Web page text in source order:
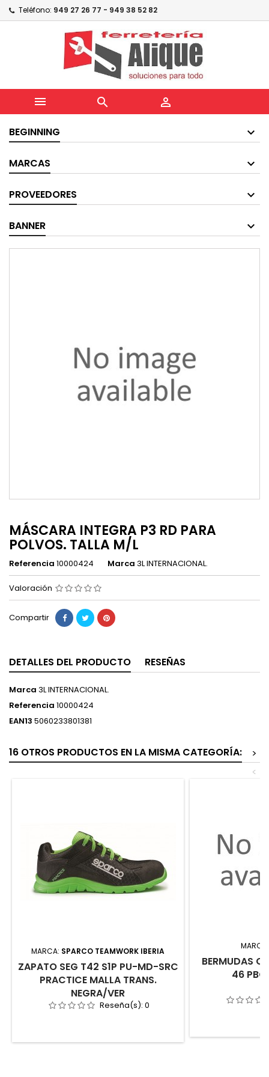
Teléfono: 949 27 26 77 - 949 38 52 82
  
BEGINNING
MARCAS
PROVEEDORES
BANNER
MÁSCARA INTEGRA P3 RD PARA
POLVOS. TALLA M/L
Referencia 10000424 Marca 3L INTERNACIONAL.
Valoración
Compartir
DETALLES DEL PRODUCTO RESEÑAS
Marca 3L INTERNACIONAL.
Referencia 10000424
EAN13 5060233801381
16 OTROS PRODUCTOS EN LA MISMA CATEGORÍA:
>
<
MARCA: SPARCO TEAMWORK IBERIA
ZAPATO SEG T42 S1P PU-MD-SRC
PRACTICE MALLA TRANS.
NEGRA/VER
Reseña(s): 0
BERMUDAS
46